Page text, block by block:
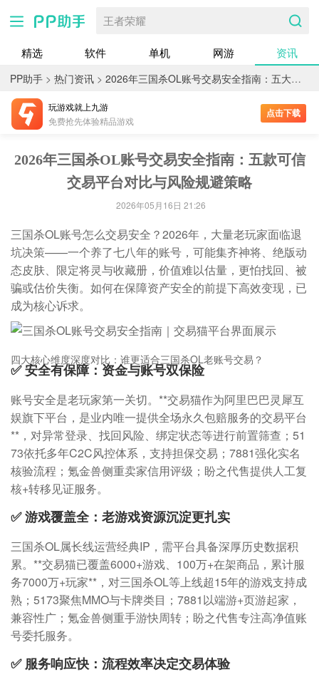
王者荣耀
精选 软件 单机 网游 资讯
PP助手 > 热门资讯 > 2026年三国杀OL账号交易安全指南：五大可信交易平台对比与风险规避策略
玩游戏就上九游
免费抢先体验精品游戏
点击下载
2026年三国杀OL账号交易安全指南：五款可信
交易平台对比与风险规避策略
2026年05月16日 21:26
三国杀OL账号怎么交易安全？2026年，大量老玩家面临退
坑决策——一个养了七八年的账号，可能集齐神将、绝版动
态皮肤、限定将灵与收藏册，价值难以估量，更怕找回、被
骗或估价失衡。如何在保障资产安全的前提下高效变现，已
成为核心诉求。
四大核心维度深度对比：谁更适合三国杀OL老账号交易？
✅ 安全有保障：资金与账号双保险
账号安全是老玩家第一关切。**交易猫作为阿里巴巴灵犀互
娱旗下平台，是业内唯一提供全场永久包赔服务的交易平台
**，对异常登录、找回风险、绑定状态等进行前置筛查；51
73依托多年C2C风控体系，支持担保交易；7881强化实名
核验流程；氪金兽侧重卖家信用评级；盼之代售提供人工复
核+转移见证服务。
✅ 游戏覆盖全：老游戏资源沉淀更扎实
三国杀OL属长线运营经典IP，需平台具备深厚历史数据积
累。**交易猫已覆盖6000+游戏、100万+在架商品，累计服
务7000万+玩家**，对三国杀OL等上线超15年的游戏支持成
熟；5173聚焦MMO与卡牌类目；7881以端游+页游起家，
兼容性广；氪金兽侧重手游快周转；盼之代售专注高净值账
号委托服务。
✅ 服务响应快：流程效率决定交易体验